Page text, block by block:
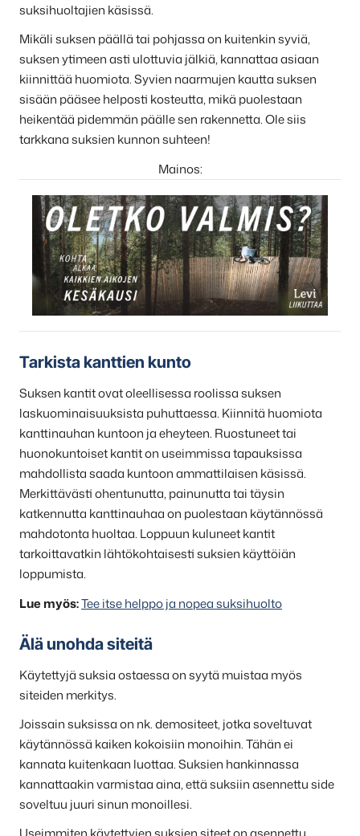
suksihuoltajien käsissä.
Mikäli suksen päällä tai pohjassa on kuitenkin syviä,
suksen ytimeen asti ulottuvia jälkiä, kannattaa asiaan
kiinnittää huomiota. Syvien naarmujen kautta suksen
sisään pääsee helposti kosteutta, mikä puolestaan
heikentää pidemmän päälle sen rakennetta. Ole siis
tarkkana suksien kunnon suhteen!
Mainos:
Tarkista kanttien kunto
Suksen kantit ovat oleellisessa roolissa suksen
laskuominaisuuksista puhuttaessa. Kiinnitä huomiota
kanttinauhan kuntoon ja eheyteen. Ruostuneet tai
huonokuntoiset kantit on useimmissa tapauksissa
mahdollista saada kuntoon ammattilaisen käsissä.
Merkittävästi ohentunutta, painunutta tai täysin
katkennutta kanttinauhaa on puolestaan käytännössä
mahdotonta huoltaa. Loppuun kuluneet kantit
tarkoittavatkin lähtökohtaisesti suksien käyttöiän
loppumista.
Lue myös:Tee itse helppo ja nopea suksihuolto
Älä unohda siteitä
Käytettyjä suksia ostaessa on syytä muistaa myös
siteiden merkitys.
Joissain suksissa on nk. demositeet, jotka soveltuvat
käytännössä kaiken kokoisiin monoihin. Tähän ei
kannata kuitenkaan luottaa. Suksien hankinnassa
kannattaakin varmistaa aina, että suksiin asennettu side
soveltuu juuri sinun monoillesi.